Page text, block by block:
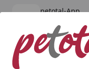
petotal-App
kostenlos - Im App
Alle Produkte
Mein Konto